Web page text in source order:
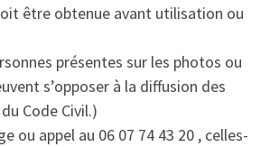
être obtenue avant utilisation ou
présentes sur les photos ou
s’opposer à la diffusion des
Code Civil.)
ou appel au 06 07 74 43 20 , celles-